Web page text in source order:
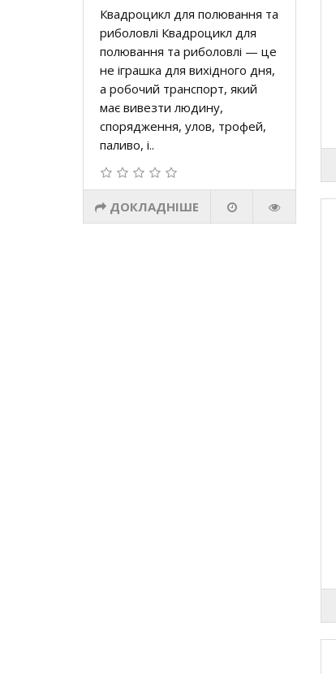
Квадроцикл для полювання та
риболовлі Квадроцикл для
полювання та риболовлі — це
не іграшка для вихідного дня,
а робочий транспорт, який
має вивезти людину,
спорядження, улов, трофей,
паливо, і..
ДОКЛАДНІШЕ